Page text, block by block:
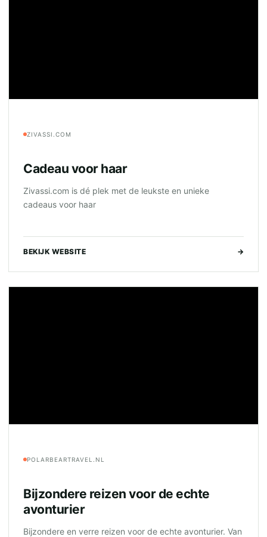
ZIVASSI.COM
Cadeau voor haar
Zivassi.com is dé plek met de leukste en unieke
cadeaus voor haar
BEKIJK WEBSITE →
POLARBEARTRAVEL.NL
Bijzondere reizen voor de echte
avonturier
Bijzondere en verre reizen voor de echte avonturier. Van